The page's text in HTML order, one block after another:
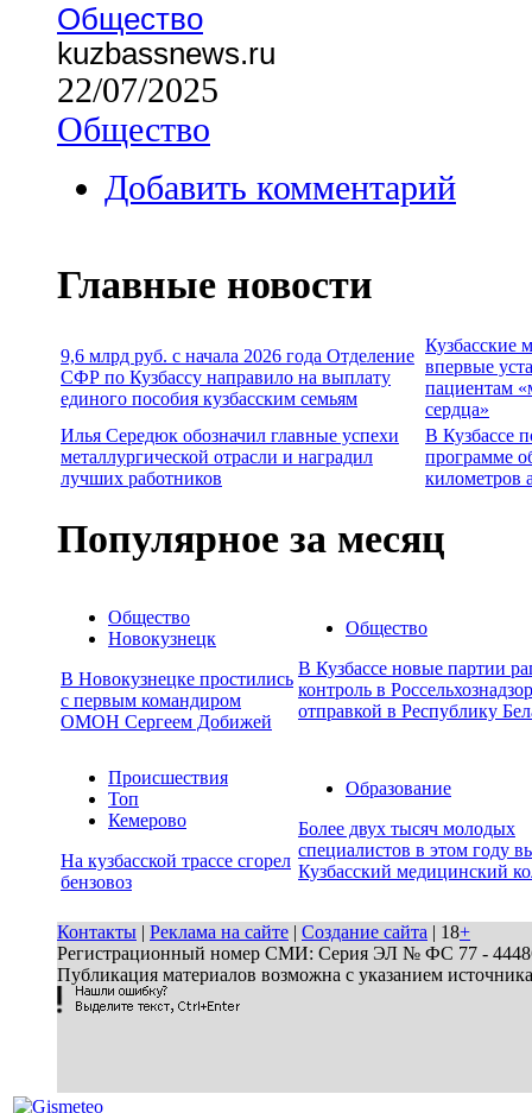
Общество
kuzbassnews.ru
22/07/2025
Общество
Добавить комментарий
Главные новости
9,6 млрд руб. с начала 2026 года Отделение
СФР по Кузбассу направило на выплату
единого пособия кузбасским семьям
Кузбасские
впервые
пациентам
сердца»
Илья Середюк обозначил главные успехи
металлургической отрасли и наградил
лучших работников
В Кузбассе
программе
километров
Популярное за месяц
Общество
Новокузнецк
В Новокузнецке простились
с первым командиром
ОМОН Сергеем Добижей
Общество
В Кузбассе новые партии
контроль в
отправкой в Республику
Происшествия
Топ
Кемерово
На кузбасской трассе сгорел
бензовоз
Образование
Более двух тысяч молодых
специалистов в этом году
Кузбасский медицинский
Контакты | Реклама на сайте | Создание сайта | 18+
Регистрационный номер СМИ: Серия ЭЛ № ФС 77 - 44486
Публикация материалов возможна с указанием